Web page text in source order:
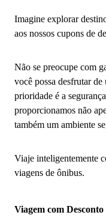
Imagine explorar
aos nossos cupons de
Não se preocupe com
você possa desfrutar
prioridade é a
proporcionamos não
também um ambiente
Viaje inteligentemente
viagens de ônibus.
Viagem com